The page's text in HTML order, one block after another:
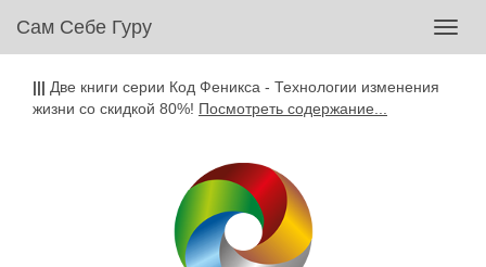
Сам Себе Гуру
||| Две книги серии Код Феникса - Технологии изменения
жизни со скидкой 80%! Посмотреть содержание...